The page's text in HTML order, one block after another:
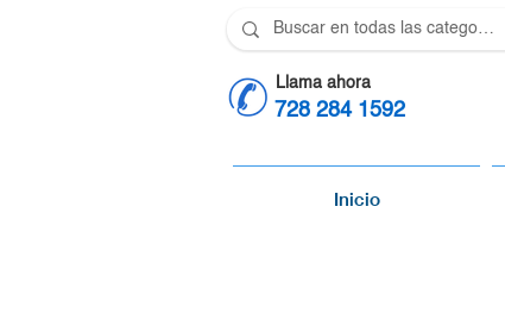
Llama ahora
728 284 1592
Inicio